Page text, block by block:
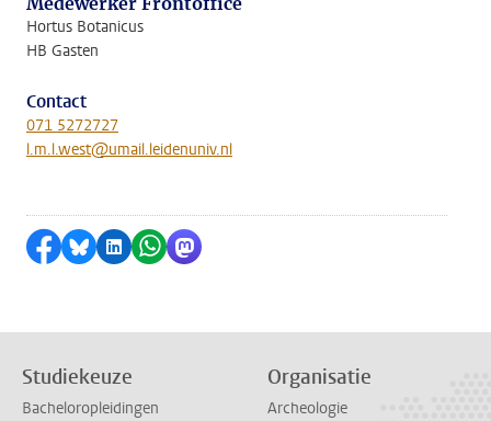
Hortus Botanicus
HB Gasten
Contact
071 5272727
l.m.l.west@umail.leidenuniv.nl
Delen op Facebook
Delen via Bluesky
Delen op LinkedIn
Delen via WhatsApp
Delen via Mastodon
Studiekeuze
Bacheloropleidingen
Organisatie
Archeologie